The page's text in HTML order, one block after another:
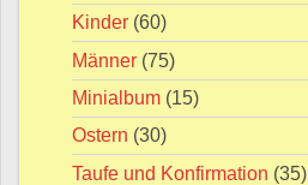
Kinder (60)
Männer (75)
Minialbum (15)
Ostern (30)
Taufe und Konfirmation (35)